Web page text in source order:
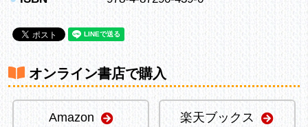
オンライン書店で購入
Amazon 楽天ブックス